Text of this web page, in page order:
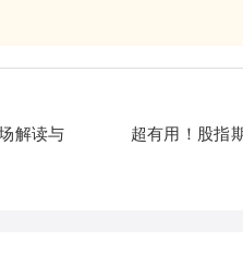
解读与
超有用！股指